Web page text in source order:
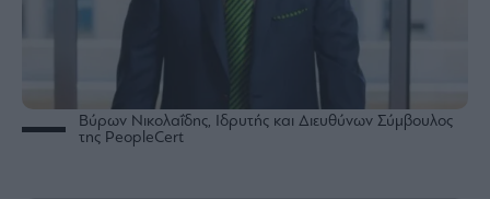
Today
Mononews2030
Βύρων Νικολαΐδης, Ιδρυτής και Διευθύνων Σύμβουλος
της PeopleCert